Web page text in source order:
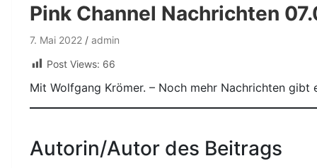
Pink Channel Nachrichten
7. Mai 2022
admin
Post Views: 66
Mit Wolfgang Krömer. – Noch mehr Nachrichten gibt
Autorin/Autor des Beitrags